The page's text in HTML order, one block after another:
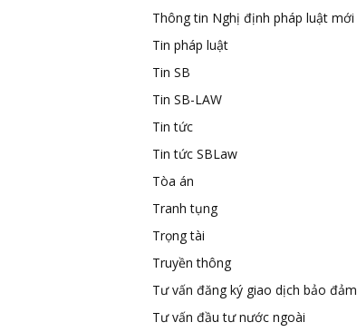
Thông tin Nghị định pháp luật mới
Tin pháp luật
Tin SB
Tin SB-LAW
Tin tức
Tin tức SBLaw
Tòa án
Tranh tụng
Trọng tài
Truyền thông
Tư vấn đăng ký giao dịch bảo đảm
Tư vấn đầu tư nước ngoài